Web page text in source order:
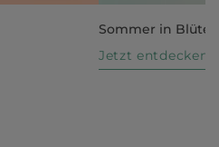
Sommer in Blüte
Jetzt entdecken